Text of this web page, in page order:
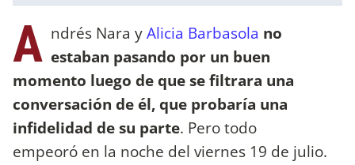
A ndrés Nara yAlicia Barbasola no
estaban pasando por un buen
momento luego de que se filtrara una
conversación de él, que probaría una
infidelidad de su parte. Pero todo
empeoró en la noche del viernes 19 de julio.